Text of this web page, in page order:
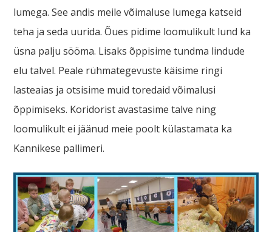
lumega. See andis meile võimaluse lumega katseid
teha ja seda uurida. Õues pidime loomulikult lund ka
üsna palju sööma. Lisaks õppisime tundma lindude
elu talvel. Peale rühmategevuste käisime ringi
lasteaias ja otsisime muid toredaid võimalusi
õppimiseks. Koridorist avastasime talve ning
loomulikult ei jäänud meie poolt külastamata ka
Kannikese pallimeri.